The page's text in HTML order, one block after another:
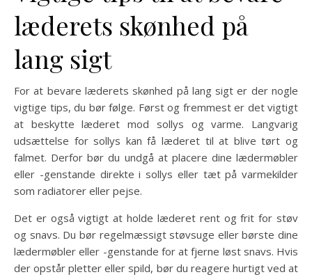
læderets skønhed på
lang sigt
For at bevare læderets skønhed på lang sigt er der nogle
vigtige tips, du bør følge. Først og fremmest er det vigtigt
at beskytte læderet mod sollys og varme. Langvarig
udsættelse for sollys kan få læderet til at blive tørt og
falmet. Derfor bør du undgå at placere dine lædermøbler
eller -genstande direkte i sollys eller tæt på varmekilder
som radiatorer eller pejse.
Det er også vigtigt at holde læderet rent og frit for støv
og snavs. Du bør regelmæssigt støvsuge eller børste dine
lædermøbler eller -genstande for at fjerne løst snavs. Hvis
der opstår pletter eller spild, bør du reagere hurtigt ved at